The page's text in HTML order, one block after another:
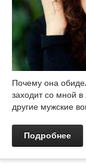
Почему она
заходит со мной
другие мужские
Подробнее